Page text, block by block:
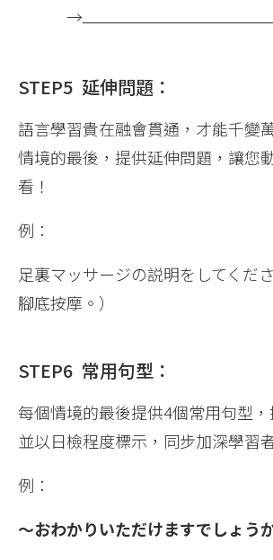
→
STEP5 延伸問題：
語言學習貴在融會貫通，才能千變
情境的最後，提供延伸問題，讓您
看！
例：
足裏マッサージの説明をしてくだ
腳底按摩。）
STEP6 常用句型：
每個情境的最後提供4個常用句型
並以日檢程度標示，同步加深學習
例：
～おわかりいただけますでしょう